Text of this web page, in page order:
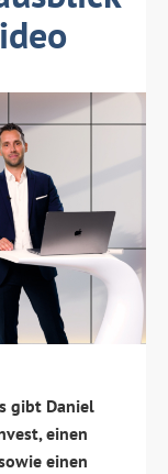
gibt Daniel
einen
einen